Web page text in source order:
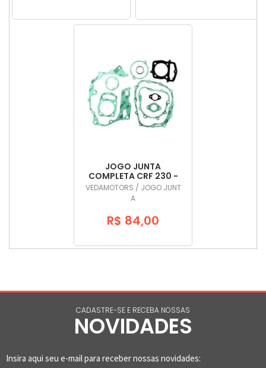
JOGO JUNTA
COMPLETA CRF 230 -
VEDAMOTORS
VEDAMOTORS / JOGO JUNT
A
R$ 84,00
CADASTRE-SE E RECEBA NOSSAS
NOVIDADES
Insira aqui seu e-mail para receber nossas novidades: